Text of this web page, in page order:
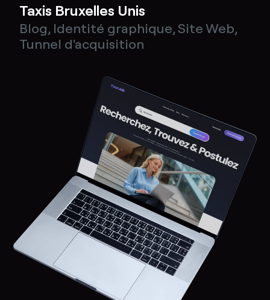
Taxis Bruxelles Unis
Blog, Identité graphique,Site Web,
Tunnel d'acquisition